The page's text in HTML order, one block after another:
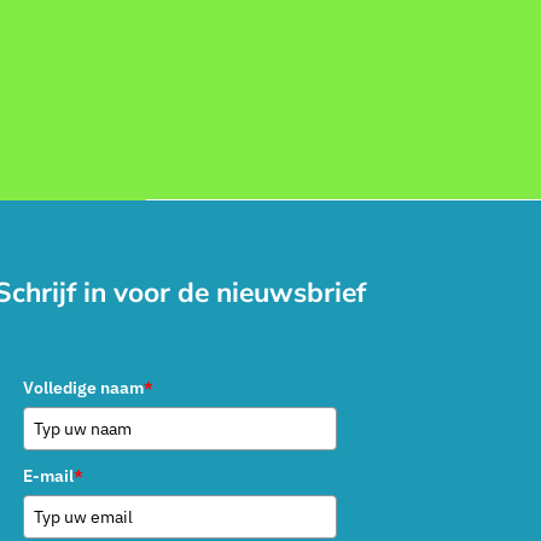
in voor de nieuwsbrief
Volledige naam*
E-mail*